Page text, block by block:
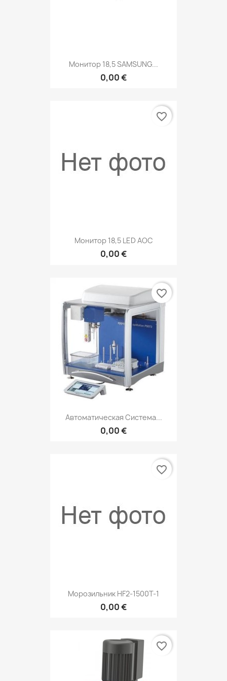
Монитор 18,5 SAMSUNG...
0,00 €
Монитор 18,5 LED AOC
0,00 €
favorite_border
Автоматическая Система...
0,00 €
favorite_border
Морозильник HF2-1500T-1
0,00 €
favorite_border
favorite_border